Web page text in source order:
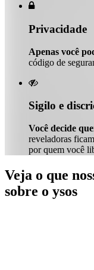

Privacidade
Apenas você
código de

Sigilo e
Você decide
reveladoras
por quem você
Veja o que
sobre o ysos